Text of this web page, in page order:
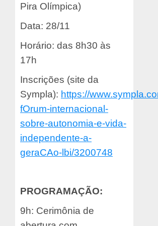
Pira Olímpica)
Data: 28/11
Horário: das 8h30 às
17h
Inscrições (site da
Sympla): https://
fOrum-internacional-
sobre-autonomia-e-vida-
independente-a-
geraCAo-lbi/3200748
PROGRAMAÇÃO:
9h: Cerimônia de